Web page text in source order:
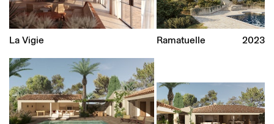
La Vigie Ramatuelle 2023